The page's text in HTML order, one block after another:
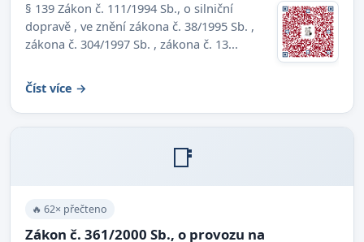
§ 139 Zákon č. 111/1994 Sb., o silniční
dopravě , ve znění zákona č. 38/1995 Sb. ,
zákona č. 304/1997 Sb. , zákona č. 13...
Číst více →
📑
🔥 62× přečteno
Zákon č. 361/2000 Sb., o provozu na